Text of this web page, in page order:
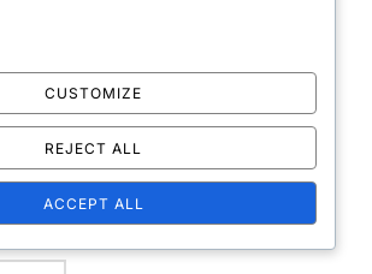
email, and website in this browser for
CUSTOMIZE
REJECT ALL
ACCEPT ALL